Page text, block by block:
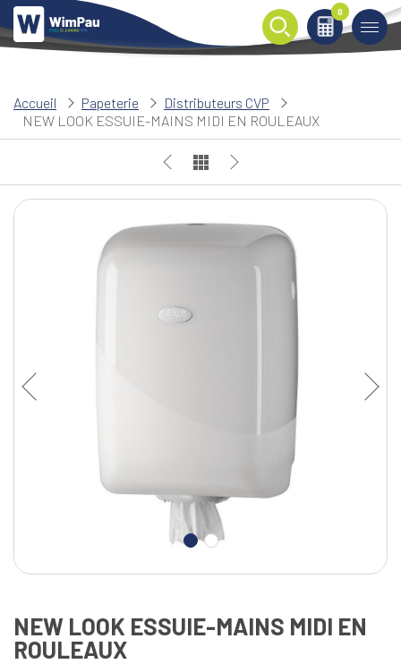
0
0
Accueil Papeterie
Distributeurs CVP
NEW LOOK ESSUIE-MAINS MIDI EN ROULEAUX
NEW LOOK ESSUIE-MAINS MIDI EN
ROULEAUX